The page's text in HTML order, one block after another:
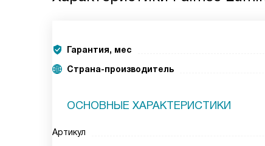
Гарантия, мес
Страна-производитель
ОСНОВНЫЕ ХАРАКТЕРИСТИКИ
Артикул